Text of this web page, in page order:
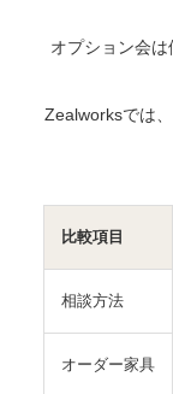
オプション会
Zealworksでは
比較項目
相談方法
オーダー家具